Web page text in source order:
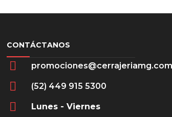
CONTÁCTANOS
(52) 449 915 5300
Lunes - Viernes